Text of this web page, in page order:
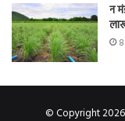
न
© Copyright